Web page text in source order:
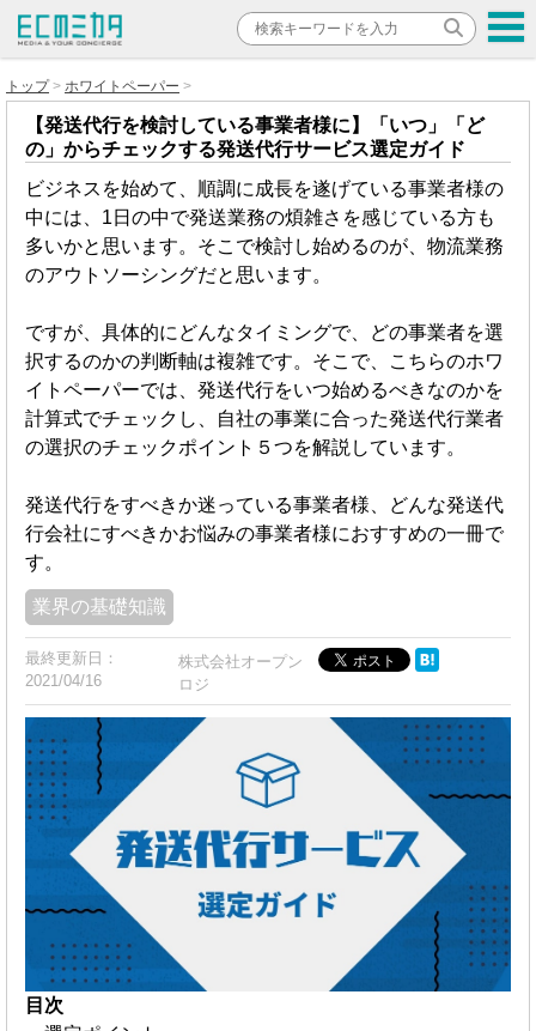
トップ ホワイトペーパー
【発送代行を検討している事業者様に】「いつ」「ど
の」からチェックする発送代行サービス選定ガイド
ビジネスを始めて、順調に成長を遂げている事業者様の
中には、1日の中で発送業務の煩雑さを感じている方も
多いかと思います。そこで検討し始めるのが、物流業務
のアウトソーシングだと思います。
ですが、具体的にどんなタイミングで、どの事業者を選
択するのかの判断軸は複雑です。そこで、こちらのホワ
イトペーパーでは、発送代行をいつ始めるべきなのかを
計算式でチェックし、自社の事業に合った発送代行業者
の選択のチェックポイント５つを解説しています。
発送代行をすべきか迷っている事業者様、どんな発送代
行会社にすべきかお悩みの事業者様におすすめの一冊で
す。
業界の基礎知識
最終更新日：
2021/04/16
株式会社オープン
ロジ
目次